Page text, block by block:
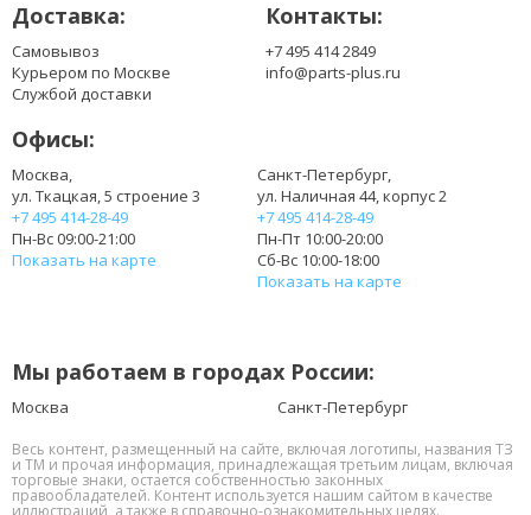
UM08B52
UM08B72
UM08B73
UM08B75
UMO8A31
Доставка:
Самовывоз
Курьером по Москве
Службой доставки
Контакты:
+7 495 414 2849
info@parts-plus.ru
Офисы:
Москва,
ул. Ткацкая, 5 строение 3
+7 495 414-28-49
Пн-Вс 09:00-21:00
Показать на карте
Санкт-Петербург,
ул. Наличная 44, корпус 2
+7 495 414-28-49
Пн-Пт 10:00-20:00
Сб-Вс 10:00-18:00
Показать на карте
Мы работаем в городах России:
Москва Санкт-Петербург
Весь контент, размещенный на сайте, включая логотипы, названия ТЗ
и ТМ и прочая информация, принадлежащая третьим лицам, включая
торговые знаки, остается собственностью законных
правообладателей. Контент используется нашим сайтом в качестве
иллюстраций, а также в справочно-ознакомительных целях.